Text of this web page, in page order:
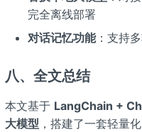
完全离线部署
对话记忆功能：支持
八、全文总结
本文基于 LangChain +
大模型 ，搭建了一套轻量